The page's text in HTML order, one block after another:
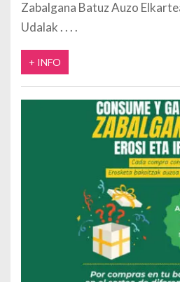
Zabalgana Batuz Auzo
Udalak
+ INFO